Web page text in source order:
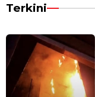
Terkini